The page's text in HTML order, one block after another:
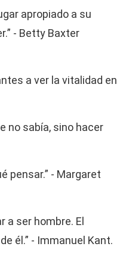
apropiado a su
- Betty Baxter
a ver la vitalidad en
no sabía, sino hacer
pensar.” - Margaret
a ser hombre. El
él.” - Immanuel Kant.